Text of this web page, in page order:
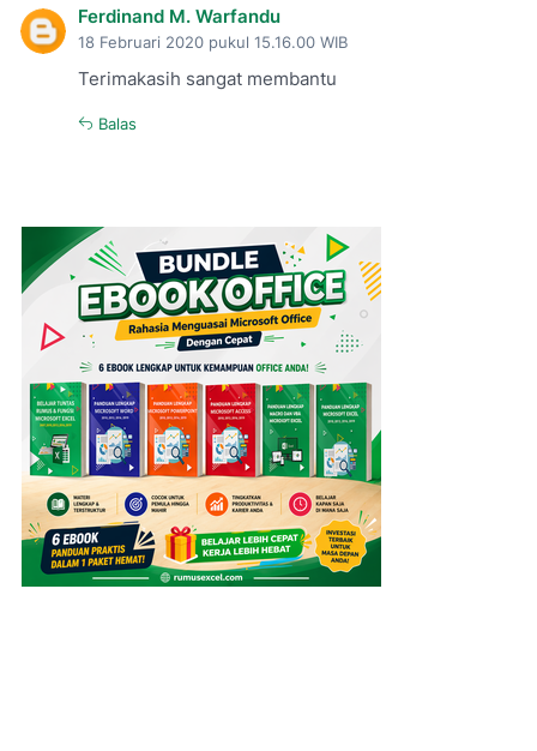
Ferdinand M. Warfandu
18 Februari 2020 pukul 15.16.00 WIB
Terimakasih sangat membantu
Balas